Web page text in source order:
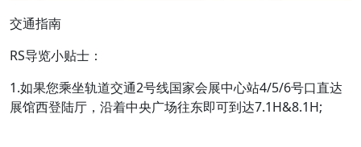
交通指南
RS导览小贴士：
1.如果您乘坐轨道交通2号线国家会展中心站4/5/6号口直达
展馆西登陆厅，沿着中央广场往东即可到达7.1H&8.1H;